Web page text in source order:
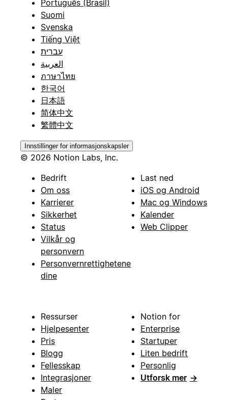
Português (Brasil)
Suomi
Svenska
Tiếng Việt
עברית
العربية
ภาษาไทย
한국어
日本語
简体中文
繁體中文
Innstillinger for informasjonskapsler
© 2026 Notion Labs, Inc.
Bedrift
Om oss
Karrierer
Sikkerhet
Status
Vilkår og
personvern
Personvernrettighetene
dine
Last ned
iOS og Android
Mac og Windows
Kalender
Web Clipper
Ressurser
Hjelpesenter
Pris
Blogg
Fellesskap
Integrasjoner
Maler
Notion for
Enterprise
Startuper
Liten bedrift
Personlig
Utforsk mer →